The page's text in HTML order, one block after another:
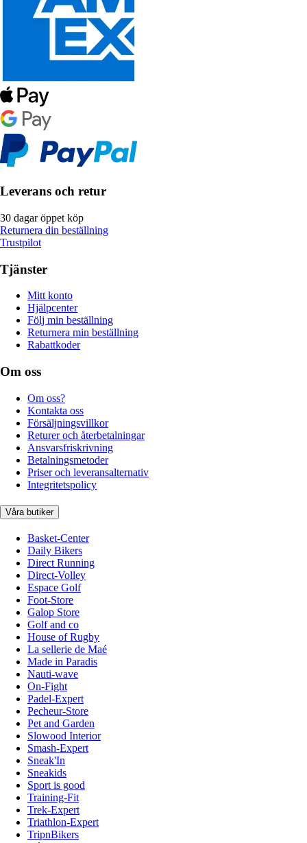
Leverans och retur
30 dagar öppet köp
Returnera din beställning
Trustpilot
Tjänster
Mitt konto
Hjälpcenter
Följ min beställning
Returnera min beställning
Rabattkoder
Om oss
Om oss?
Kontakta oss
Försäljningsvillkor
Returer och återbetalningar
Ansvarsfriskrivning
Betalningsmetoder
Priser och leveransalternativ
Integritetspolicy
Våra butiker
Basket-Center
Daily Bikers
Direct Running
Direct-Volley
Espace Golf
Foot-Store
Galop Store
Golf and co
House of Rugby
La sellerie de Maé
Made in Paradis
Nauti-wave
On-Fight
Padel-Expert
Pecheur-Store
Pet and Garden
Slowood Interior
Smash-Expert
Sneak'In
Sneakids
Sport is good
Training-Fit
Trek-Expert
Triathlon-Expert
TripnBikers